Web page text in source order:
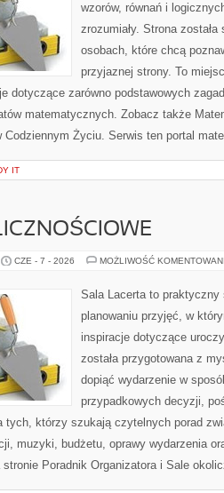
wzorów, równań i
zrozumiały. Strona
osobach, które chcą
przyjaznej strony. To
dotyczące zarówno podstawowych
matematycznych. Zobacz także
Codziennym Życiu. Serwis ten portal
IT
CZE - 7 - 2026 MOŻLIWOŚĆ
Sala Lacerta to praktyczny
planowaniu przyjęć, w
inspiracje dotyczące
została przygotowana z
dopiąć wydarzenie w
przypadkowych decyzji,
tych, którzy szukają czytelnych porad
muzyki, budżetu, oprawy wydarzenia
stronie Poradnik Organizatora i Sale